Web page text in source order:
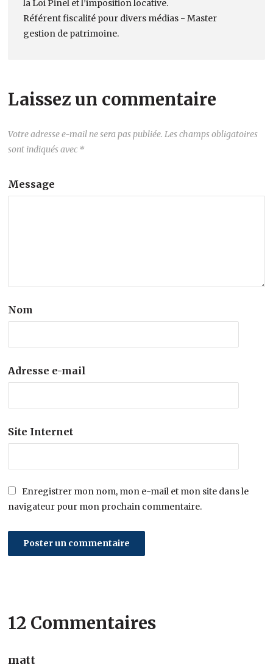
la Loi Pinel et l’imposition locative.
Référent fiscalité pour divers médias - Master
gestion de patrimoine.
Laissez un commentaire
Votre adresse e-mail ne sera pas publiée. Les champs obligatoires
sont indiqués avec *
Message
Nom
Adresse e-mail
Site Internet
Enregistrer mon nom, mon e-mail et mon site dans le
navigateur pour mon prochain commentaire.
12 Commentaires
matt